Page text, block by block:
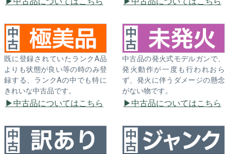
既に登録されていたランクA品
よりも状態が良い等の時のみ登
録する、ランクAの中でも特に
きれいな中古品です。
中古品についてはこちら
中古品の発火式モデルガンで、
発火動作が一度も行われおら
ず、発火に伴うダメージの懸念
がない物です。
中古品についてはこちら